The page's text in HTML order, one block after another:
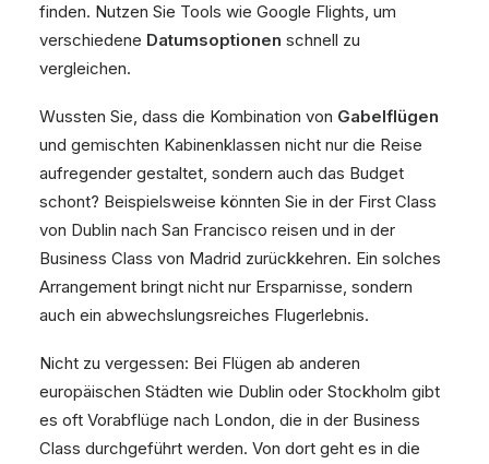
finden. Nutzen Sie Tools wie Google Flights, um
verschiedene Datumsoptionen schnell zu
vergleichen.
Wussten Sie, dass die Kombination von Gabelflügen
und gemischten Kabinenklassen nicht nur die Reise
aufregender gestaltet, sondern auch das Budget
schont? Beispielsweise könnten Sie in der First Class
von Dublin nach San Francisco reisen und in der
Business Class von Madrid zurückkehren. Ein solches
Arrangement bringt nicht nur Ersparnisse, sondern
auch ein abwechslungsreiches Flugerlebnis.
Nicht zu vergessen: Bei Flügen ab anderen
europäischen Städten wie Dublin oder Stockholm gibt
es oft Vorabflüge nach London, die in der Business
Class durchgeführt werden. Von dort geht es in die